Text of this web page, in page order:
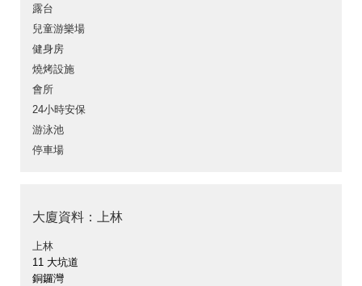
露台
兒童游樂場
健身房
燒烤設施
會所
24小時安保
游泳池
停車場
大廈資料：上林
上林
11 大坑道
銅鑼灣